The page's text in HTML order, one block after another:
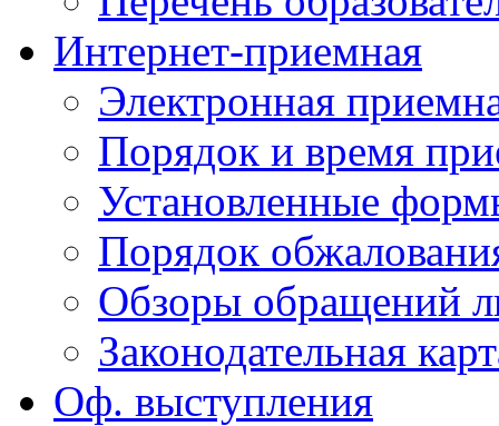
Интернет-приемная
Электронная
Порядок и время
Установленные
Порядок
Обзоры обращений
Законодательная
Оф. выступления